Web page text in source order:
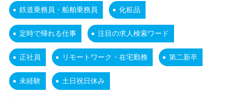
鉄道乗務員・船舶乗務員 化粧品
定時で帰れる仕事 注目の求人検索ワード
正社員 リモートワーク・在宅勤務 第二新卒
未経験 土日祝日休み